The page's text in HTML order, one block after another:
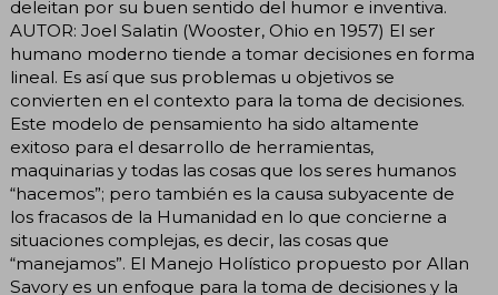
deleitan por su buen sentido del humor e inventiva.
AUTOR: Joel Salatin (Wooster, Ohio en 1957) El ser
humano moderno tiende a tomar decisiones en forma
lineal. Es así que sus problemas u objetivos se
convierten en el contexto para la toma de decisiones.
Este modelo de pensamiento ha sido altamente
exitoso para el desarrollo de herramientas,
maquinarias y todas las cosas que los seres humanos
“hacemos”; pero también es la causa subyacente de
los fracasos de la Humanidad en lo que concierne a
situaciones complejas, es decir, las cosas que
“manejamos”. El Manejo Holístico propuesto por Allan
Savory es un enfoque para la toma de decisiones y la